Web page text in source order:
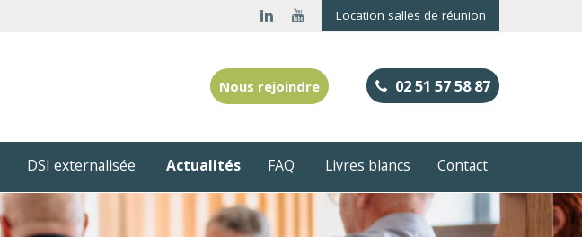
Location salles de réunion
02 51 57 58 87
DSI externalisée Actualités FAQ Livres blancs Contact
Nous rejoindre